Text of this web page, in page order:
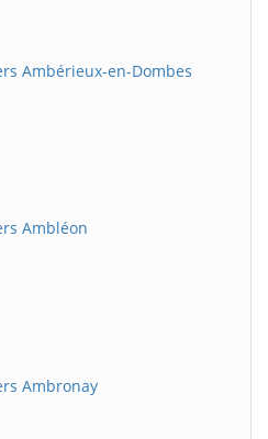
Ambérieux-en-Dombes
Ambléon
Ambronay